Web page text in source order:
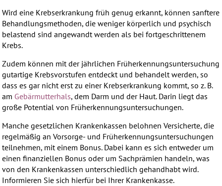
Wird eine Krebserkrankung früh genug erkannt, können sanftere
Behandlungsmethoden, die weniger körperlich und psychisch
belastend sind angewandt werden als bei fortgeschrittenem
Krebs.
Zudem können mit der jährlichen Früherkennungsuntersuchung
gutartige Krebsvorstufen entdeckt und behandelt werden, so
dass es gar nicht erst zu einer Krebserkrankung kommt, so z. B.
am Gebärmutterhals, dem Darm und der Haut. Darin liegt das
große Potential von Früherkennungsuntersuchungen.
Manche gesetzlichen Krankenkassen belohnen Versicherte, die
regelmäßig an Vorsorge- und Früherkennungsuntersuchungen
teilnehmen, mit einem Bonus. Dabei kann es sich entweder um
einen finanziellen Bonus oder um Sachprämien handeln, was
von den Krankenkassen unterschiedlich gehandhabt wird.
Informieren Sie sich hierfür bei Ihrer Krankenkasse.